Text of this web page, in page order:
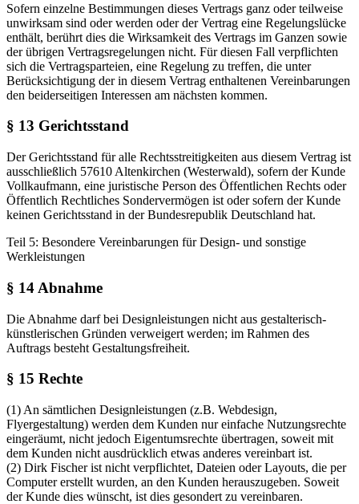
Sofern einzelne Bestimmungen dieses Vertrags ganz oder teilweise
unwirksam sind oder werden oder der Vertrag eine Regelungslücke
enthält, berührt dies die Wirksamkeit des Vertrags im Ganzen sowie
der übrigen Vertragsregelungen nicht. Für diesen Fall verpflichten
sich die Vertragsparteien, eine Regelung zu treffen, die unter
Berücksichtigung der in diesem Vertrag enthaltenen Vereinbarungen
den beiderseitigen Interessen am nächsten kommen.
§ 13 Gerichtsstand
Der Gerichtsstand für alle Rechtsstreitigkeiten aus diesem Vertrag ist
ausschließlich 57610 Altenkirchen (Westerwald), sofern der Kunde
Vollkaufmann, eine juristische Person des Öffentlichen Rechts oder
Öffentlich Rechtliches Sondervermögen ist oder sofern der Kunde
keinen Gerichtsstand in der Bundesrepublik Deutschland hat.
Teil 5: Besondere Vereinbarungen für Design- und sonstige
Werkleistungen
§ 14 Abnahme
Die Abnahme darf bei Designleistungen nicht aus gestalterisch-
künstlerischen Gründen verweigert werden; im Rahmen des
Auftrags besteht Gestaltungsfreiheit.
§ 15 Rechte
(1) An sämtlichen Designleistungen (z.B. Webdesign,
Flyergestaltung) werden dem Kunden nur einfache Nutzungsrechte
eingeräumt, nicht jedoch Eigentumsrechte übertragen, soweit mit
dem Kunden nicht ausdrücklich etwas anderes vereinbart ist.
(2) Dirk Fischer ist nicht verpflichtet, Dateien oder Layouts, die per
Computer erstellt wurden, an den Kunden herauszugeben. Soweit
der Kunde dies wünscht, ist dies gesondert zu vereinbaren.